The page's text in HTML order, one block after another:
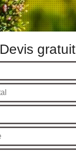
Devis gratuit